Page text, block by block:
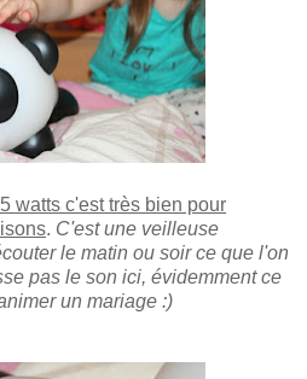
watts c'est très bien pour
. C'est une veilleuse
le matin ou soir ce que l'on
pas le son ici, évidemment ce
un mariage :)